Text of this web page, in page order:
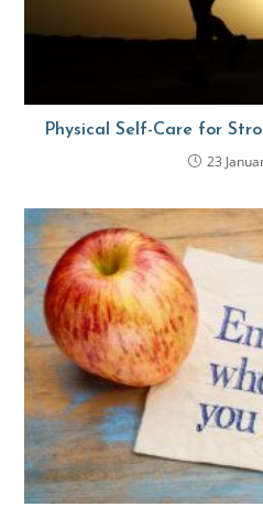
Physical Self-Care for
23